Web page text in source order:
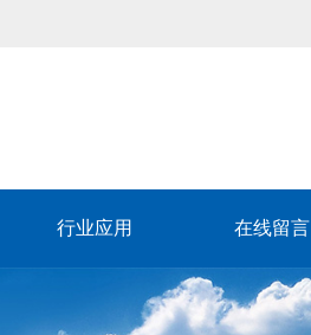
行业应用 在线留言